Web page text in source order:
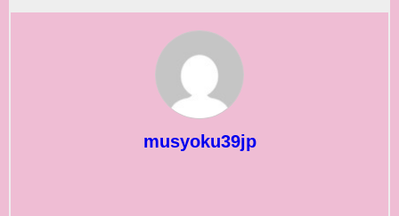
musyoku39jp